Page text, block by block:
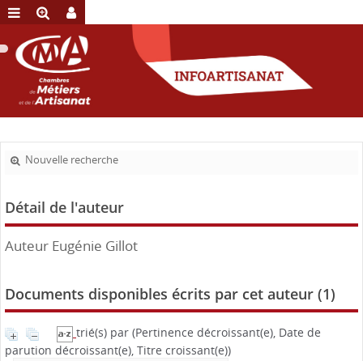
Nouvelle recherche
Détail de l'auteur
Auteur Eugénie Gillot
Documents disponibles écrits par cet auteur (1)
trié(s) par (Pertinence décroissant(e), Date de
parution décroissant(e), Titre croissant(e))